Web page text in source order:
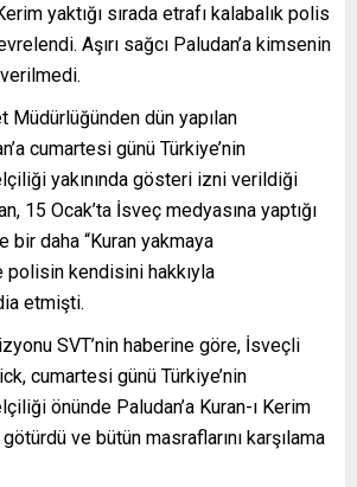
yaktığı sırada etrafı kalabalık polis
Aşırı sağcı Paludan’a kimsenin
Müdürlüğünden dün yapılan
cumartesi günü Türkiye’nin
yakınında gösteri izni verildiği
15 Ocak’ta İsveç medyasına yaptığı
bir daha “Kuran yakmaya
polisin kendisini hakkıyla
etmişti.
SVT’nin haberine göre, İsveçli
cumartesi günü Türkiye’nin
önünde Paludan’a Kuran-ı Kerim
ve bütün masraflarını karşılama